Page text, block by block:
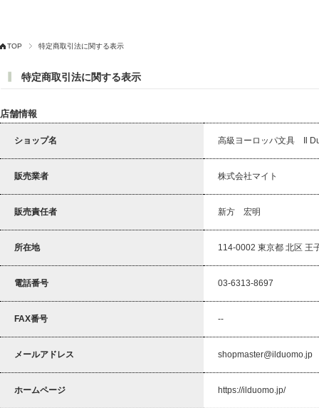
TOP 特定商取引法に関する表示
特定商取引法に関する表示
店舗情報
ショップ名 高級ヨーロッパ文具 Il
販売業者 株式会社マイト
販売責任者 新方 宏明
所在地 114-0002 東京都 北区 王
電話番号 03-6313-8697
FAX番号 --
メールアドレス shopmaster@ilduomo.jp
ホームページ https://ilduomo.jp/